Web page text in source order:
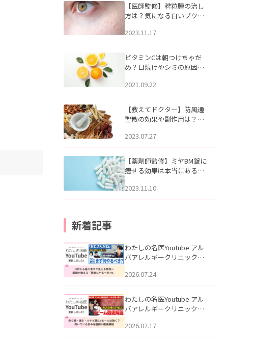
【医師監修】稗粒腫の治し
方は？気になる白いブツブ
アについて
2023.11.17
ビタミンCは朝つけちゃだ
め？日焼けやシミの原因に
2021.09.22
【教えてドクター】防風通
聖散の効果や副作用は？長
2023.07.27
【薬剤師監修】ミヤBM錠に
痩せる効果は本当にある
2023.11.10
新着記事
わたしの名医Youtube アル
バアレルギークリニック札
える男性へ｜医師が教える
公開いたしました。
2026.07.24
わたしの名医Youtube アル
バアレルギークリニック札
跡にVビームは効く？向いて
2026.07.17